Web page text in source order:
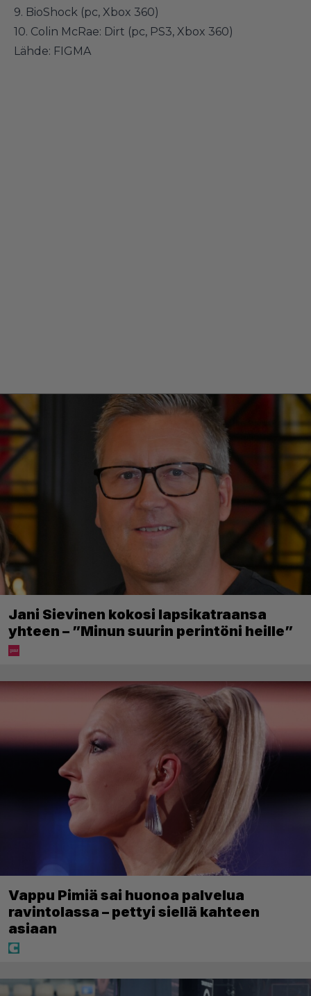
9. BioShock (pc, Xbox 360)
10. Colin McRae: Dirt (pc, PS3, Xbox 360)
Lähde: FIGMA
Jani Sievinen kokosi lapsikatraansa
yhteen – ”Minun suurin perintöni heille”
Vappu Pimiä sai huonoa palvelua
ravintolassa – pettyi siellä kahteen
asiaan